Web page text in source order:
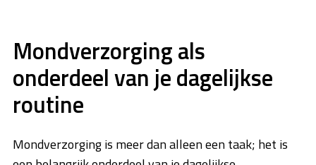
Mondverzorging als
onderdeel van je dagelijkse
routine
Mondverzorging is meer dan alleen een taak; het is